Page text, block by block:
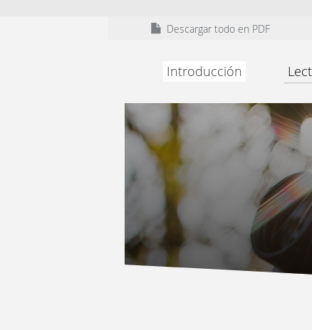
Descargar todo en PDF
Introducción